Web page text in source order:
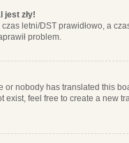
jest zły!
letni/DST prawidłowo, a
problem.
nobody has translated this
feel free to create a new